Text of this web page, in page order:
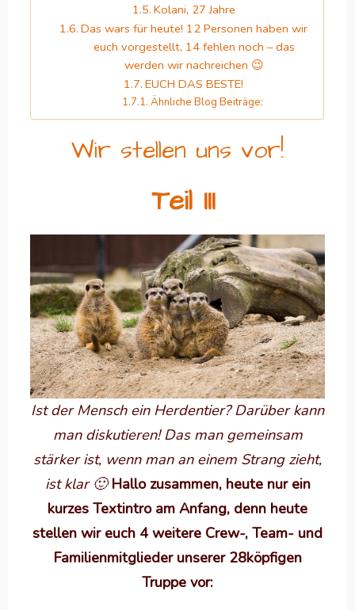
Kolani, 27 Jahre
Das wars für heute! 12 Personen haben wir
euch vorgestellt, 14 fehlen noch – das
werden wir nachreichen 😉
EUCH DAS BESTE!
Ähnliche Blog Beiträge:
Wir stellen uns vor!
Teil III
Ist der Mensch ein Herdentier? Darüber kann
man diskutieren! Das man gemeinsam
stärker ist, wenn man an einem Strang zieht,
ist klar 🙂 Hallo zusammen, heute nur ein
kurzes Textintro am Anfang, denn heute
stellen wir euch 4 weitere Crew-, Team- und
Familienmitglieder unserer 28köpfigen
Truppe vor: